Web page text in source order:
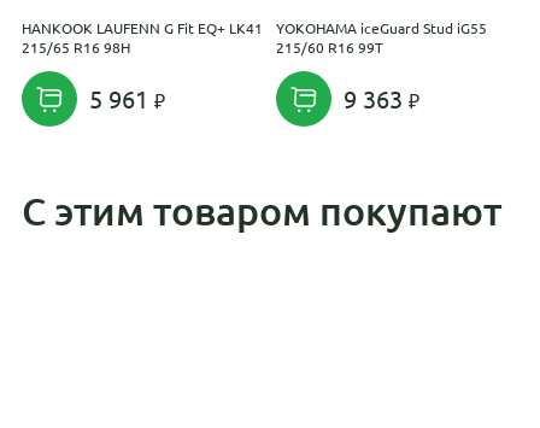
HANKOOK LAUFENN G Fit EQ+ LK41
215/65 R16 98H
5 961
YOKOHAMA iceGuard Stud iG55
215/60 R16 99T
9 363
С этим товаром покупают